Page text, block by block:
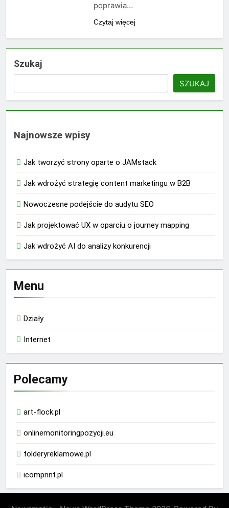
poprawia…
Czytaj więcej
Szukaj
SZUKAJ
Najnowsze wpisy
Jak tworzyć strony oparte o JAMstack
Jak wdrożyć strategię content marketingu w B2B
Nowoczesne podejście do audytu SEO
Jak projektować UX w oparciu o journey mapping
Jak wdrożyć AI do analizy konkurencji
Menu
Działy
Internet
Polecamy
art-flock.pl
onlinemonitoringpozycji.eu
folderyreklamowe.pl
icomprint.pl